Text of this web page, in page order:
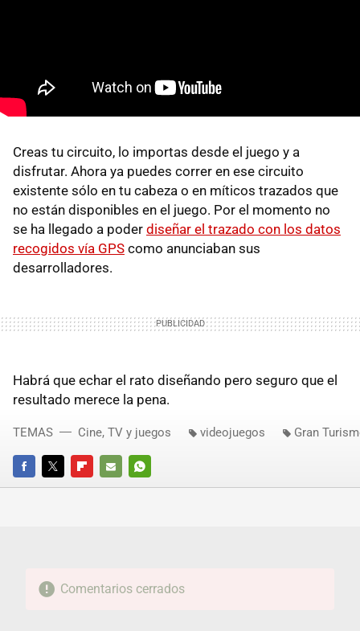
Creas tu circuito, lo importas desde el juego y a
disfrutar. Ahora ya puedes correr en ese circuito
existente sólo en tu cabeza o en míticos trazados que
no están disponibles en el juego. Por el momento no
se ha llegado a poder diseñar el trazado con los datos
recogidos vía GPS como anunciaban sus
desarrolladores.
Habrá que echar el rato diseñando pero seguro que el
resultado merece la pena.
FACEBOOKTWITTERFLIPBOARD
E-
WHATSAPP
TEMAS Cine, TV y juegos videojuegos Gran
Comentarios cerrados